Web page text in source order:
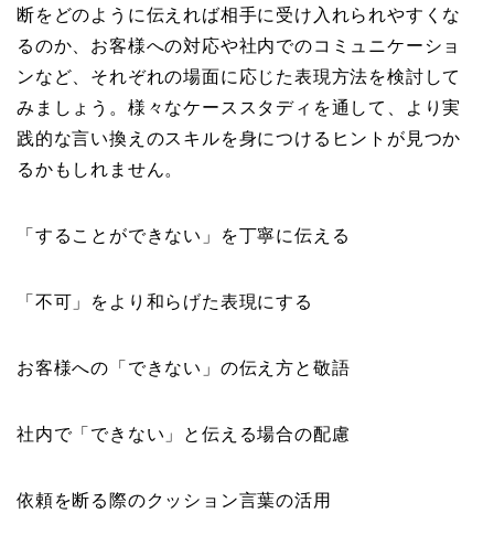
断をどのように伝えれば相手に受け入れられやすくな
るのか、お客様への対応や社内でのコミュニケーショ
ンなど、それぞれの場面に応じた表現方法を検討して
みましょう。様々なケーススタディを通して、より実
践的な言い換えのスキルを身につけるヒントが見つか
るかもしれません。
「することができない」を丁寧に伝える
「不可」をより和らげた表現にする
お客様への「できない」の伝え方と敬語
社内で「できない」と伝える場合の配慮
依頼を断る際のクッション言葉の活用